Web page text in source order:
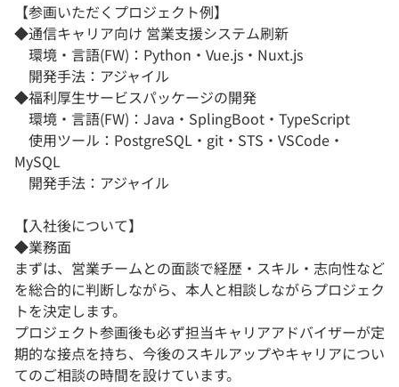
【参画いただくプロジェクト例】
◆通信キャリア向け 営業支援システム刷新
環境・言語(FW)：Python・Vue.js・Nuxt.js
開発手法：アジャイル
◆福利厚生サービスパッケージの開発
環境・言語(FW)：Java・SplingBoot・TypeScript
使用ツール：PostgreSQL・git・STS・VSCode・
MySQL
開発手法：アジャイル
【入社後について】
◆業務面
まずは、営業チームとの面談で経歴・スキル・志向性など
を総合的に判断しながら、本人と相談しながらプロジェク
トを決定します。
プロジェクト参画後も必ず担当キャリアアドバイザーが定
期的な接点を持ち、今後のスキルアップやキャリアについ
てのご相談の時間を設けています。